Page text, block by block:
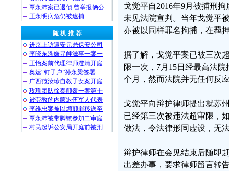
覃永沛案已退侦 曾举报俩公
王永明病危仍被逮捕
随 机 推 荐
进京上访遭安元鼎保安公司
李晓东涉嫌寻衅滋事一案一
王怡案前代理律师澄清开庭
奥运“钉子户”孙永梁签署
广西范汝珍自教子女案开庭
玫瑰团队徐秦颠覆一案第十
被劳教的内蒙退伍军人代表
李维忠案被以煽颠罪移送至
覃永沛被带脚镣参加二审庭
村民起诉公安局开庭前被刑
戈觉平自2016年9月被捕刑
未见法院宣判。当年戈觉平
亦被以同样罪名拘捕，在羁
据了解，戈觉平案已被三次
限一次，7月15日经最高法
个月，然而法院并无任何反
戈觉平向辩护律师提出就苏
已经第三次被违法超审限，
做法，令法律形同虚设，无
辩护律师在会见结束后随即
出差办事，要求律师留言转